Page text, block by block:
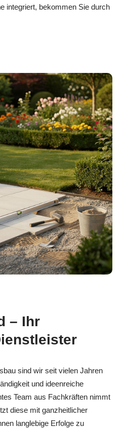
integriert, bekommen Sie durch
– Ihr
sind wir seit vielen Jahren
und ideenreiche
Team aus Fachkräften nimmt
diese mit ganzheitlicher
langlebige Erfolge zu